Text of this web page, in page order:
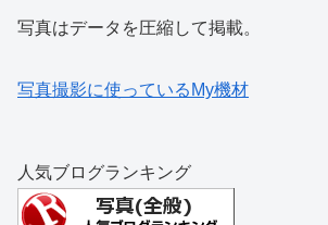
写真はデータを圧縮して掲載。
写真撮影に使っているMy機材
人気ブログランキング